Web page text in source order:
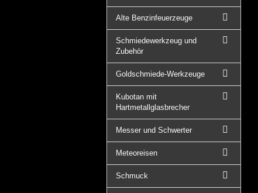
Alte Benzinfeuerzeuge
Schmiedewerkzeug und
Zubehör
Goldschmiede-Werkzeuge
Kubotan mit
Hartmetallglasbrecher
Messer und Schwerter
Meteoreisen
Schmuck